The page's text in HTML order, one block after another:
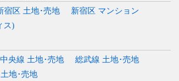
宿区 土地･売地
新宿区 マンション
ス)
中央線 土地･売地
総武線 土地･売地
地･売地